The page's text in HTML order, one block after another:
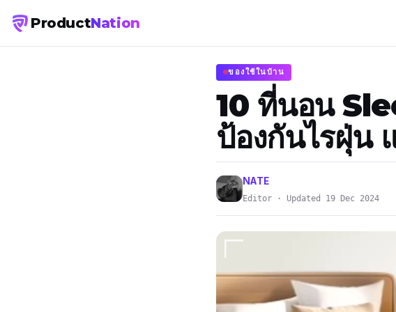
ProductNation
ของใช้ในบ้าน
10 ที่นอน
ป้องกันไรฝุ่น
NATE
Editor · Updated 19 Dec 2024